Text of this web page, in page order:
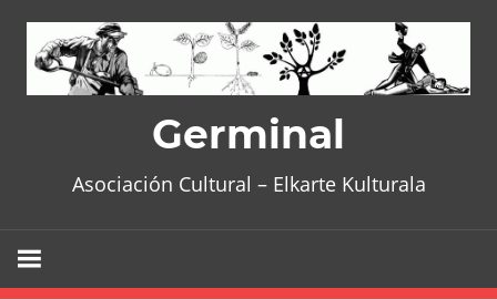
content
Germinal
Asociación Cultural – Elkarte Kulturala